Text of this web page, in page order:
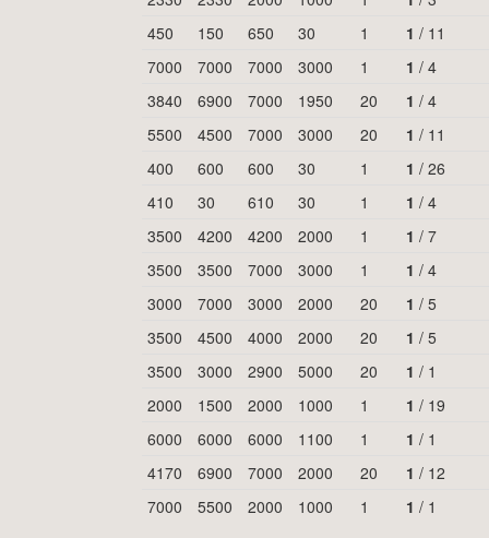
450
150 650 30 1 1 / 11
7000
7000 7000 3000 1 1 / 4
3840
6900 7000 1950 20 1 / 4
5500
4500 7000 3000 20 1 / 11
400
600 600 30 1 1 / 26
410
30 610 30 1 1 / 4
3500
4200 4200 2000 1 1 / 7
3500
3500 7000 3000 1 1 / 4
3000
7000 3000 2000 20 1 / 5
3500
4500 4000 2000 20 1 / 5
3500
3000 2900 5000 20 1 / 1
2000
1500 2000 1000 1 1 / 19
6000
6000 6000 1100 1 1 / 1
4170
6900 7000 2000 20 1 / 12
7000
5500 2000 1000 1 1 / 1